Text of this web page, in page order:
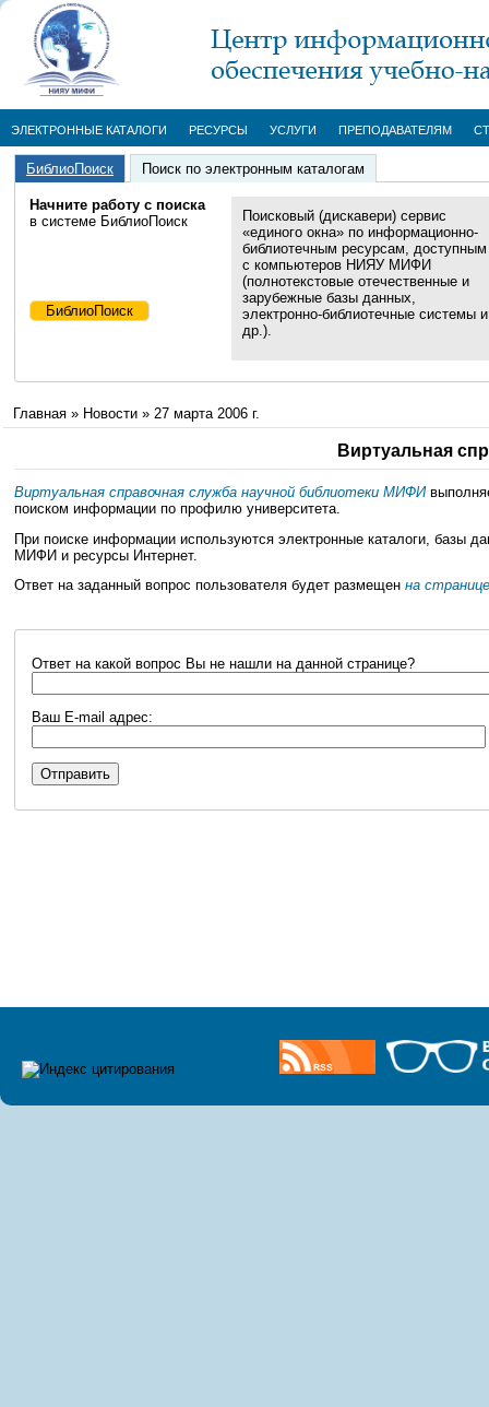
ЭЛЕКТРОННЫЕ КАТАЛОГИ РЕСУРСЫ УСЛУГИ ПРЕПОДАВАТЕЛЯМ
БиблиоПоиск Поиск по электронным каталогам
Начните работу с поиска
в системе БиблиоПоиск
Поисковый (дискавери) сервис
«единого окна» по информационно-
библиотечным ресурсам, доступным
с компьютеров НИЯУ МИФИ
(полнотекстовые отечественные и
зарубежные базы данных,
электронно-библиотечные системы и
др.).
Главная » Новости » 27 марта 2006 г.
Виртуальная
Виртуальная справочная служба научной библиотеки МИФИ
поиском информации по профилю университета.
При поиске информации используются электронные каталоги, базы
МИФИ и ресурсы Интернет.
Ответ на заданный вопрос пользователя будет размещен на
Ответ на какой вопрос Вы не нашли на данной странице?
Ваш E-mail адрес: